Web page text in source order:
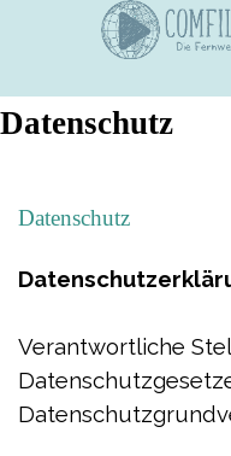
Datenschutz
Datenschutz
Verantwortliche